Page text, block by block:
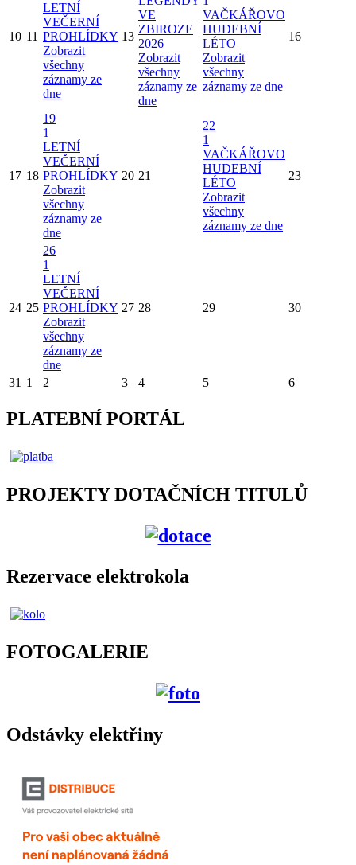
10 11
LETNÍ
VEČERNÍ
PROHLÍDKY
Zobrazit
všechny
záznamy ze
dne
13
VE
ZBIROZE
2026
Zobrazit
všechny
záznamy ze
dne
VAČKÁŘOVO
HUDEBNÍ
LÉTO
Zobrazit
všechny
záznamy ze dne
16
17 18
19
1
LETNÍ
VEČERNÍ
PROHLÍDKY
Zobrazit
všechny
záznamy ze
dne
20 21
22
1
VAČKÁŘOVO
HUDEBNÍ
LÉTO
Zobrazit
všechny
záznamy ze dne
23
24 25
26
1
LETNÍ
VEČERNÍ
PROHLÍDKY
Zobrazit
všechny
záznamy ze
dne
27 28 29 30
31 1 2 3 4 5 6
PLATEBNÍ PORTÁL
PROJEKTY DOTAČNÍCH TITULŮ
Rezervace elektrokola
FOTOGALERIE
Odstávky elektřiny